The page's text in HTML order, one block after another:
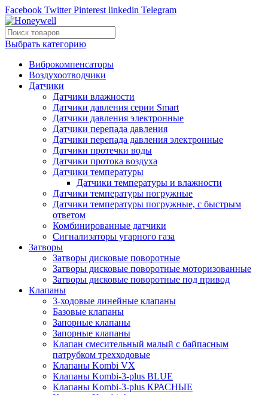
Facebook Twitter Pinterest linkedin Telegram
Выбрать категорию
Виброкомпенсаторы
Воздухоотводчики
Датчики
Датчики влажности
Датчики давления серии Smart
Датчики давления электронные
Датчики перепада давления
Датчики перепада давления электронные
Датчики протечки воды
Датчики протока воздуха
Датчики температуры
Датчики температуры и влажности
Датчики температуры погружные
Датчики температуры погружные, с быстрым
ответом
Комбинированные датчики
Сигнализаторы угарного газа
Затворы
Затворы дисковые поворотные
Затворы дисковые поворотные моторизованные
Затворы дисковые поворотные под привод
Клапаны
3-ходовые линейные клапаны
Базовые клапаны
Запорные клапаны
Запорные клапаны
Клапан смесительный малый с байпасным
патрубком трехходовые
Клапаны Kombi VX
Клапаны Kombi-3-plus BLUE
Клапаны Kombi-3-plus КРАСНЫЕ